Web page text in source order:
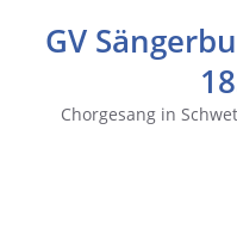
GV
Chorgesang in